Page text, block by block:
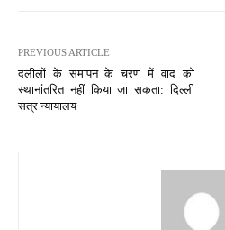
PREVIOUS ARTICLE
दलीलों के समापन के चरण में वाद को
स्थानांतरित नहीं किया जा सकता: दिल्ली
सत्र न्यायालय